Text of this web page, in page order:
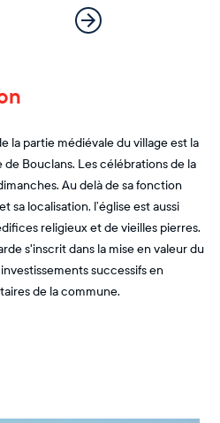
la partie médiévale du village est la
de Bouclans. Les célébrations de la
Au delà de sa fonction
sa localisation, l’église est aussi
religieux et de vieilles pierres.
s'inscrit dans la mise en valeur du
successifs en
de la commune.